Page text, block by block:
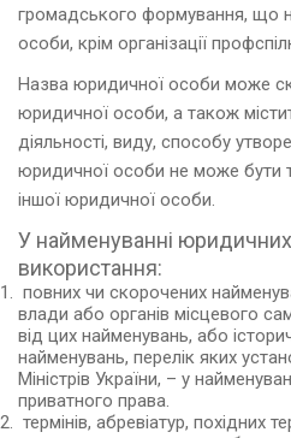
громадського формування, що
особи, крім організації
Назва юридичної особи може
юридичної особи, а також
діяльності, виду, способу
юридичної особи не може бути
іншої юридичної особи.
У найменуванні
використання:
повних чи скорочених
влади або органів місцевого
від цих найменувань, або
найменувань, перелік яких
Міністрів України, – у
приватного права.
термінів, абревіатур, похідних